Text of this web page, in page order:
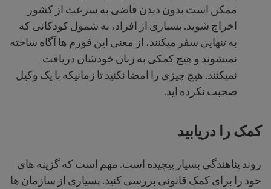
ممکن است بدون دیدن قاضی به سرعت از کشور
اخراج شوید. بسیاری از افراد، به شمول کودکانی که
به تنهایی سفر میکنند، از معنی این فورم ها آگاه ساخته
نمیشوند و هیچ کمکی به زبان خودشان دریافت
نمیکنند. هیچ چیزی را امضا نکنید تا زمانیکه با یک وکیل
صحبت نکرده اید.
کمک را دریابید
روند پناهندگی بسیار پیچیده است. مهم است که گزینه های
خود را برای کمک قانونی بررسی کنید. بسیاری از سازمان ها